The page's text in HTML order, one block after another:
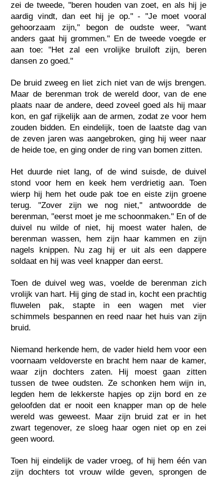
zei de tweede, "beren houden van zoet, en als hij je
aardig vindt, dan eet hij je op." - "Je moet vooral
gehoorzaam zijn," begon de oudste weer, "want
anders gaat hij grommen." En de tweede voegde er
aan toe: "Het zal een vrolijke bruiloft zijn, beren
dansen zo goed."
De bruid zweeg en liet zich niet van de wijs brengen.
Maar de berenman trok de wereld door, van de ene
plaats naar de andere, deed zoveel goed als hij maar
kon, en gaf rijkelijk aan de armen, zodat ze voor hem
zouden bidden. En eindelijk, toen de laatste dag van
de zeven jaren was aangebroken, ging hij weer naar
de heide toe, en ging onder de ring van bomen zitten.
Het duurde niet lang, of de wind suisde, de duivel
stond voor hem en keek hem verdrietig aan. Toen
wierp hij hem het oude pak toe en eiste zijn groene
terug. "Zover zijn we nog niet," antwoordde de
berenman, "eerst moet je me schoonmaken." En of de
duivel nu wilde of niet, hij moest water halen, de
berenman wassen, hem zijn haar kammen en zijn
nagels knippen. Nu zag hij er uit als een dappere
soldaat en hij was veel knapper dan eerst.
Toen de duivel weg was, voelde de berenman zich
vrolijk van hart. Hij ging de stad in, kocht een prachtig
fluwelen pak, stapte in een wagen met vier
schimmels bespannen en reed naar het huis van zijn
bruid.
Niemand herkende hem, de vader hield hem voor een
voornaam veldoverste en bracht hem naar de kamer,
waar zijn dochters zaten. Hij moest gaan zitten
tussen de twee oudsten. Ze schonken hem wijn in,
legden hem de lekkerste hapjes op zijn bord en ze
geloofden dat er nooit een knapper man op de hele
wereld was geweest. Maar zijn bruid zat er in het
zwart tegenover, ze sloeg haar ogen niet op en zei
geen woord.
Toen hij eindelijk de vader vroeg, of hij hem één van
zijn dochters tot vrouw wilde geven, sprongen de